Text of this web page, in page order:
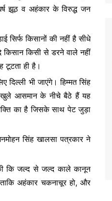
झूठ व अहंकार के विरुद्ध जन
किसानों की नहीं है सीधे
किसी से डरने वाले नहीं
ही है।
दिल्ली भी जाएंगे। हिम्मत सिंह
खुले आसमान के नीचे बैठे हैं यह
का है जिसके साथ पेट जुड़ा
सिंह खालसा पत्रकार ने
कि जल्द से जल्द काले कानून
अहंकार चकनाचूर हो, और